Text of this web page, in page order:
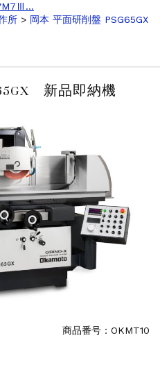
...
溶...
NJ5...
NV50...
NV50...
所 > 岡本 平面研削盤 PSG65GX
新品即納機
商品番号：OKMT10